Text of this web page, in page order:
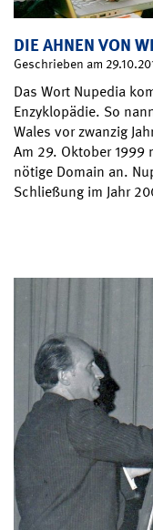
DIE AHNEN VON
Geschrieben am
Das Wort Nupedia
Enzyklopädie. So
Wales vor zwanzig
Am 29. Oktober 1999
nötige Domain an.
Schließung im Jahr